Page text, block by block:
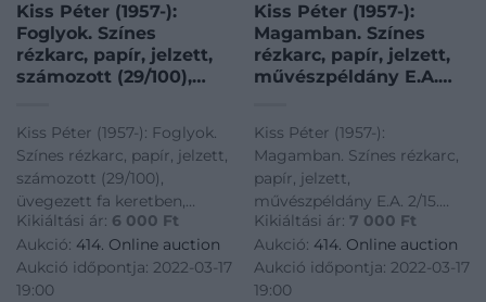
Kiss Péter (1957-):
Foglyok. Színes
rézkarc, papír, jelzett,
számozott (29/100),
Kiss Péter (1957-): Foglyok.
Színes rézkarc, papír, jelzett,
számozott (29/100),
üvegezett fa keretben,
34×29 cm<a
href="https://www.darabanth.com/hu/gyorsarveres/414/
es-grafikak/Festmenyek-es-
grafikak~500001/Kiss-Peter-
Kikiáltási ár: 6 000 Ft
Aukció: 414. Online auction
Aukció időpontja: 2022-03-17
19:00
Kiss Péter (1957-):
Magamban. Színes
rézkarc, papír, jelzett,
művészpéldány E.A.
lap szélén apró
foltokkal, 40×10 cm
Kiss Péter (1957-):
Magamban. Színes rézkarc,
papír, jelzett,
művészpéldány E.A. 2/15.
számozással. Üvegezett fa
keretben, lap szélén apró
foltokkal, 40×10 cm<a
href="https://
Kikiáltási ár: 7 000 Ft
Aukció: 414. Online auction
Aukció időpontja: 2022-03-17
19:00